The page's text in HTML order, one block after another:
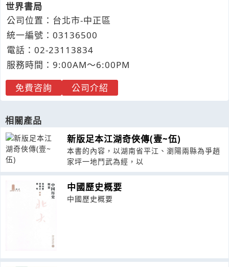
世界書局
公司位置：台北市-中正區
統一編號：03136500
電話： 02-231 1 3834
服務時間：9:00AM～6:00PM
免費咨詢
公司介紹
相關產品
新版足本江湖奇俠傳(壹~伍)
本書的內容，以湖南省平江、瀏陽兩縣為爭趙
家坪一地鬥武為經，以
中國歷史概要
中國歷史概要